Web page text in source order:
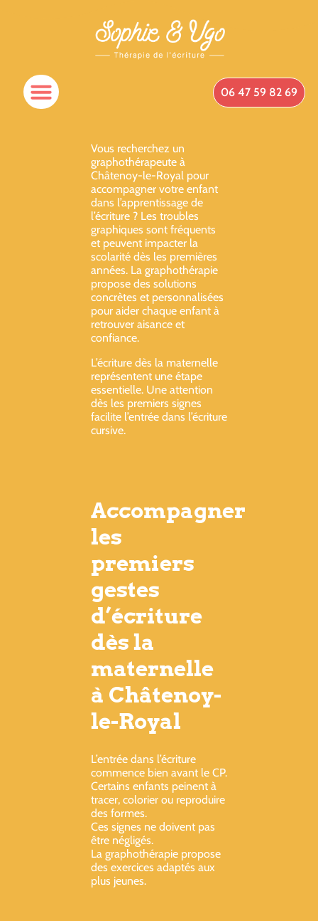
06 47 59 82 69
Vous recherchez un
graphothérapeute à
Châtenoy-le-Royal pour
accompagner votre enfant
dans l’apprentissage de
l’écriture ? Les troubles
graphiques sont fréquents
et peuvent impacter la
scolarité dès les premières
années. La graphothérapie
propose des solutions
concrètes et personnalisées
pour aider chaque enfant à
retrouver aisance et
confiance.
L’écriture dès la maternelle
représentent une étape
essentielle. Une attention
dès les premiers signes
facilite l’entrée dans l’écriture
cursive.
Accompagner
les
premiers
gestes
d’écriture
dès la
maternelle
à Châtenoy-
le-Royal
L’entrée dans l’écriture
commence bien avant le CP.
Certains enfants peinent à
tracer, colorier ou reproduire
des formes.
Ces signes ne doivent pas
être négligés.
La graphothérapie propose
des exercices adaptés aux
plus jeunes.